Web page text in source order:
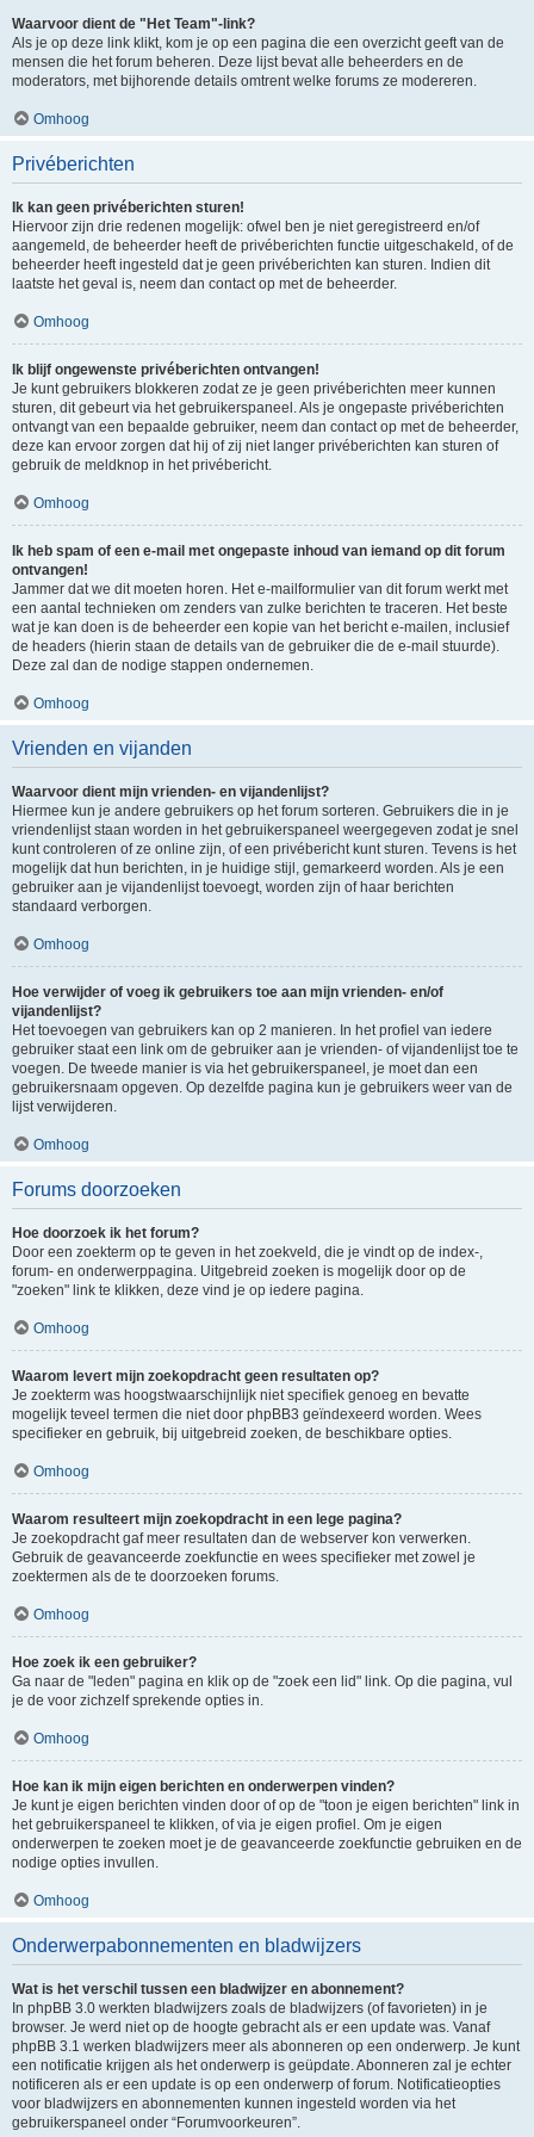
Waarvoor dient de "Het Team"-link?
Als je op deze link klikt, kom je op een pagina die een overzicht geeft van de
mensen die het forum beheren. Deze lijst bevat alle beheerders en de
moderators, met bijhorende details omtrent welke forums ze modereren.
Omhoog
Privéberichten
Ik kan geen privéberichten sturen!
Hiervoor zijn drie redenen mogelijk: ofwel ben je niet geregistreerd en/of
aangemeld, de beheerder heeft de privéberichten functie uitgeschakeld, of de
beheerder heeft ingesteld dat je geen privéberichten kan sturen. Indien dit
laatste het geval is, neem dan contact op met de beheerder.
Omhoog
Ik blijf ongewenste privéberichten ontvangen!
Je kunt gebruikers blokkeren zodat ze je geen privéberichten meer kunnen
sturen, dit gebeurt via het gebruikerspaneel. Als je ongepaste privéberichten
ontvangt van een bepaalde gebruiker, neem dan contact op met de beheerder,
deze kan ervoor zorgen dat hij of zij niet langer privéberichten kan sturen of
gebruik de meldknop in het privébericht.
Omhoog
Ik heb spam of een e-mail met ongepaste inhoud van iemand op dit forum
ontvangen!
Jammer dat we dit moeten horen. Het e-mailformulier van dit forum werkt met
een aantal technieken om zenders van zulke berichten te traceren. Het beste
wat je kan doen is de beheerder een kopie van het bericht e-mailen, inclusief
de headers (hierin staan de details van de gebruiker die de e-mail stuurde).
Deze zal dan de nodige stappen ondernemen.
Omhoog
Vrienden en vijanden
Waarvoor dient mijn vrienden- en vijandenlijst?
Hiermee kun je andere gebruikers op het forum sorteren. Gebruikers die in je
vriendenlijst staan worden in het gebruikerspaneel weergegeven zodat je snel
kunt controleren of ze online zijn, of een privébericht kunt sturen. Tevens is het
mogelijk dat hun berichten, in je huidige stijl, gemarkeerd worden. Als je een
gebruiker aan je vijandenlijst toevoegt, worden zijn of haar berichten
standaard verborgen.
Omhoog
Hoe verwijder of voeg ik gebruikers toe aan mijn vrienden- en/of
vijandenlijst?
Het toevoegen van gebruikers kan op 2 manieren. In het profiel van iedere
gebruiker staat een link om de gebruiker aan je vrienden- of vijandenlijst toe te
voegen. De tweede manier is via het gebruikerspaneel, je moet dan een
gebruikersnaam opgeven. Op dezelfde pagina kun je gebruikers weer van de
lijst verwijderen.
Omhoog
Forums doorzoeken
Hoe doorzoek ik het forum?
Door een zoekterm op te geven in het zoekveld, die je vindt op de index-,
forum- en onderwerppagina. Uitgebreid zoeken is mogelijk door op de
"zoeken" link te klikken, deze vind je op iedere pagina.
Omhoog
Waarom levert mijn zoekopdracht geen resultaten op?
Je zoekterm was hoogstwaarschijnlijk niet specifiek genoeg en bevatte
mogelijk teveel termen die niet door phpBB3 geïndexeerd worden. Wees
specifieker en gebruik, bij uitgebreid zoeken, de beschikbare opties.
Omhoog
Waarom resulteert mijn zoekopdracht in een lege pagina?
Je zoekopdracht gaf meer resultaten dan de webserver kon verwerken.
Gebruik de geavanceerde zoekfunctie en wees specifieker met zowel je
zoektermen als de te doorzoeken forums.
Omhoog
Hoe zoek ik een gebruiker?
Ga naar de "leden" pagina en klik op de "zoek een lid" link. Op die pagina, vul
je de voor zichzelf sprekende opties in.
Omhoog
Hoe kan ik mijn eigen berichten en onderwerpen vinden?
Je kunt je eigen berichten vinden door of op de "toon je eigen berichten" link in
het gebruikerspaneel te klikken, of via je eigen profiel. Om je eigen
onderwerpen te zoeken moet je de geavanceerde zoekfunctie gebruiken en de
nodige opties invullen.
Omhoog
Onderwerpabonnementen en bladwijzers
Wat is het verschil tussen een bladwijzer en abonnement?
In phpBB 3.0 werkten bladwijzers zoals de bladwijzers (of favorieten) in je
browser. Je werd niet op de hoogte gebracht als er een update was. Vanaf
phpBB 3.1 werken bladwijzers meer als abonneren op een onderwerp. Je kunt
een notificatie krijgen als het onderwerp is geüpdate. Abonneren zal je echter
notificeren als er een update is op een onderwerp of forum. Notificatieopties
voor bladwijzers en abonnementen kunnen ingesteld worden via het
gebruikerspaneel onder “Forumvoorkeuren”.